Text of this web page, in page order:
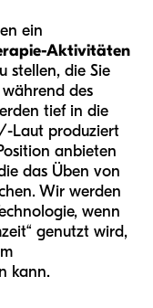
ein
Aktivitäten
stellen, die Sie
des
tief in die
Laut produziert
anbieten
das Üben von
Wir werden
wenn
genutzt wird,
kann.